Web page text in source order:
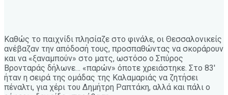
Καθώς το παιχνίδι πλησίαζε στο φινάλε, οι Θεσσαλονικείς
ανέβαζαν την απόδοσή τους, προσπαθώντας να σκοράρουν
και να «ξαναμπούν» στο ματς, ωστόσο ο Σπύρος
Βρονταράς δήλωνε… «παρών» όποτε χρειάστηκε. Στο 83′
ήταν η σειρά της ομάδας της Καλαμαριάς να ζητήσει
πέναλτι, για χέρι του Δημήτρη Ραπτάκη, αλλά και πάλι ο